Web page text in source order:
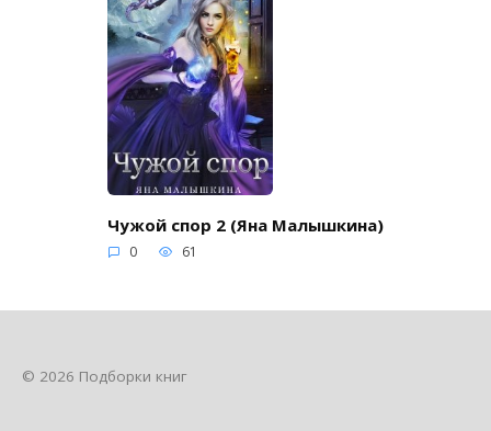
Чужой спор 2 (Яна Малышкина)
0 61
© 2026 Подборки книг